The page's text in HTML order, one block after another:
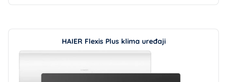
HAIER Flexis Plus klima uređaji